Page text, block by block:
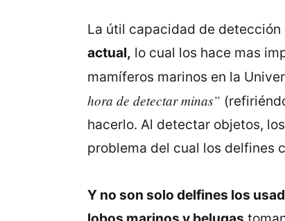
La útil capacidad de
actual, lo cual los hace mas
mamíferos marinos en la
hora de detectar minas”
hacerlo. Al detectar objetos,
problema del cual los delfines
Y no son solo delfines los